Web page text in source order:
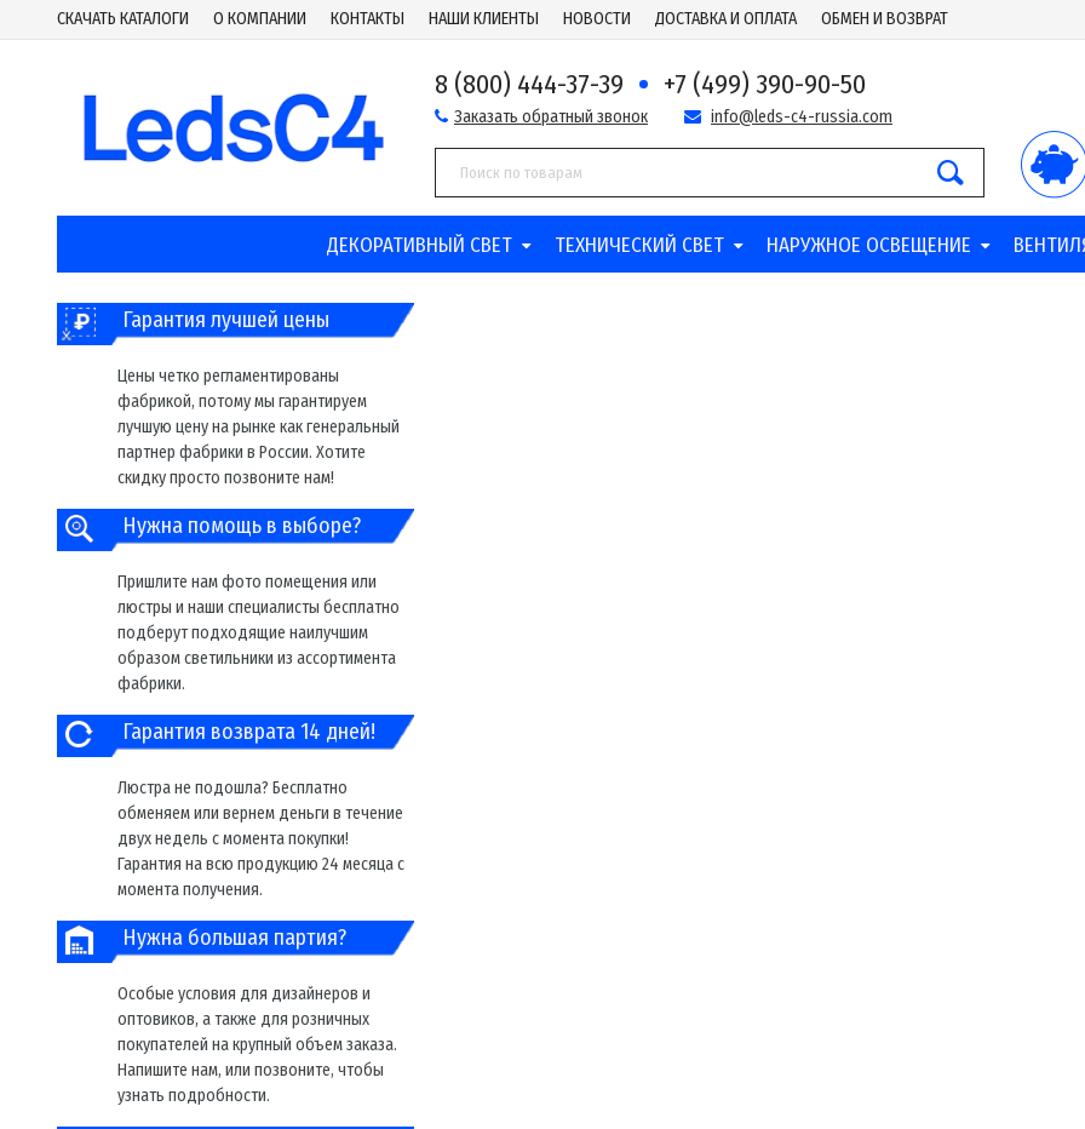
СКАЧАТЬ КАТАЛОГИ О КОМПАНИИ КОНТАКТЫ НАШИ КЛИЕНТЫ НОВОСТИ ДОСТАВКА И ОПЛАТА ОБМЕН И ВОЗВРАТ
8 (800) 444-37-39 +7 (499) 390-90-50
Заказать обратный звонок info@leds-c4-russia.com
ДЕКОРАТИВНЫЙ СВЕТ ТЕХНИЧЕСКИЙ СВЕТ НАРУЖНОЕ ОСВЕЩЕНИЕ
Гарантия лучшей цены
Цены четко регламентированы
фабрикой, потому мы гарантируем
лучшую цену на рынке как генеральный
партнер фабрики в России. Хотите
скидку просто позвоните нам!
Нужна помощь в выборе?
Пришлите нам фото помещения или
люстры и наши специалисты бесплатно
подберут подходящие наилучшим
образом светильники из ассортимента
фабрики.
Гарантия возврата 14 дней!
Люстра не подошла? Бесплатно
обменяем или вернем деньги в течение
двух недель с момента покупки!
Гарантия на всю продукцию 24 месяца с
момента получения.
Нужна большая партия?
Особые условия для дизайнеров и
оптовиков, а также для розничных
покупателей на крупный объем заказа.
Напишите нам, или позвоните, чтобы
узнать подробности.